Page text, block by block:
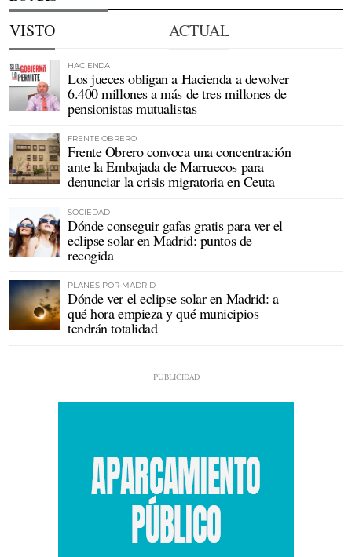
VISTO ACTUAL
HACIENDA
Los jueces obligan a Hacienda a devolver
6.400 millones a más de tres millones de
pensionistas mutualistas
FRENTE OBRERO
Frente Obrero convoca una concentración
ante la Embajada de Marruecos para
denunciar la crisis migratoria en Ceuta
SOCIEDAD
Dónde conseguir gafas gratis para ver el
eclipse solar en Madrid: puntos de
recogida
PLANES POR MADRID
Dónde ver el eclipse solar en Madrid: a
qué hora empieza y qué municipios
tendrán totalidad